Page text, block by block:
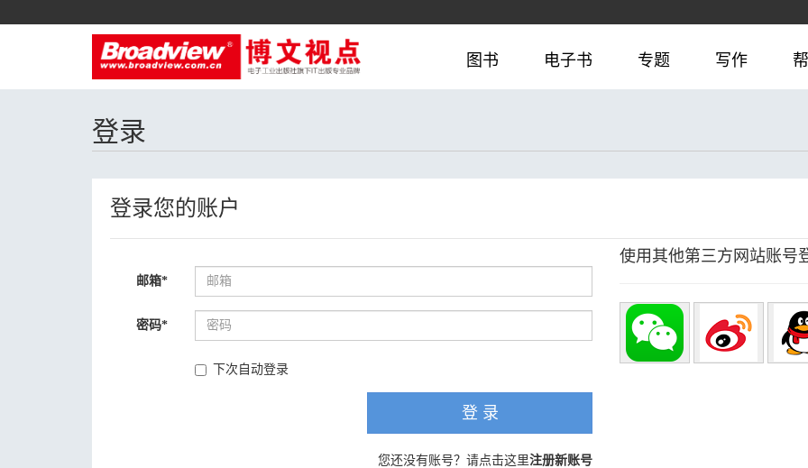
图书 电子书 专题 写作
登录
登录您的账户
邮箱*
密码*
下次自动登录
登 录
您还没有账号？请点击这里注册新账号
使用其他第三方网站账号